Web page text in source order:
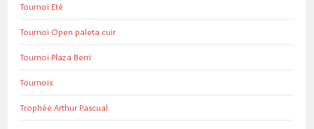
Tournoi Eté
Tournoi Open paleta cuir
Tournoi Plaza Berri
Tournois
Trophée Arthur Pascual